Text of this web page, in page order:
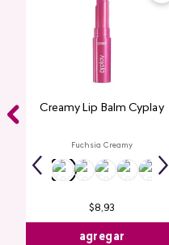
Creamy Lip Balm Cyplay
Fuchsia Creamy
$8,93
agregar